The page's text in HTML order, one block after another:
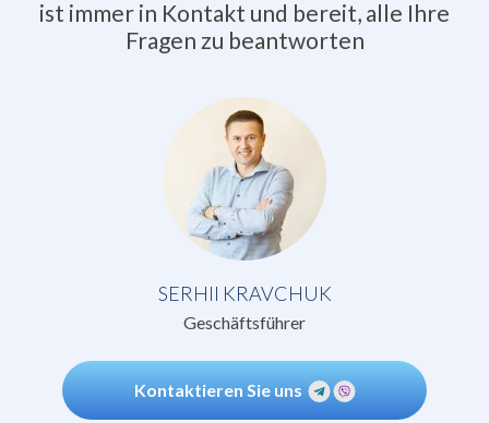
ist immer in Kontakt und bereit, alle Ihre
Fragen zu beantworten
SERHII KRAVCHUK
Geschäftsführer
Kontaktieren Sie uns